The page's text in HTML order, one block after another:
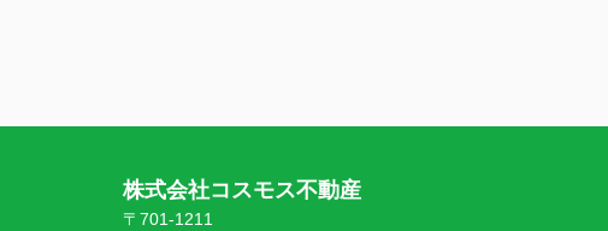
株式会社コスモス不動産
〒701-1211